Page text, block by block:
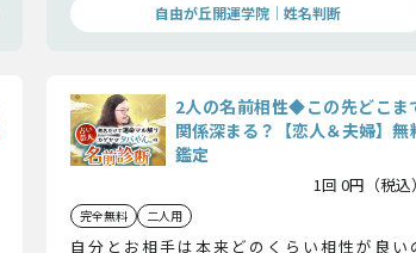
自由が丘開運学院│姓名判断
2人の名前相性◆この先どこま
関係深まる？【恋人＆夫婦】無
鑑定
1回 0円（税込）
完全無料 二人用
自分とお相手は本来どのくらい相性が良い